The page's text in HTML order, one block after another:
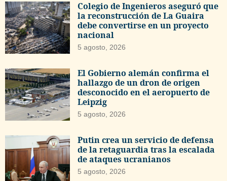
Colegio de Ingenieros aseguró que
la reconstrucción de La Guaira
debe convertirse en un proyecto
nacional
5 agosto, 2026
El Gobierno alemán confirma el
hallazgo de un dron de origen
desconocido en el aeropuerto de
Leipzig
5 agosto, 2026
Putin crea un servicio de defensa
de la retaguardia tras la escalada
de ataques ucranianos
5 agosto, 2026